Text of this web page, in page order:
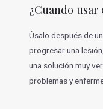
¿Cuando usar
Úsalo después de
progresar una
una solución muy
problemas y